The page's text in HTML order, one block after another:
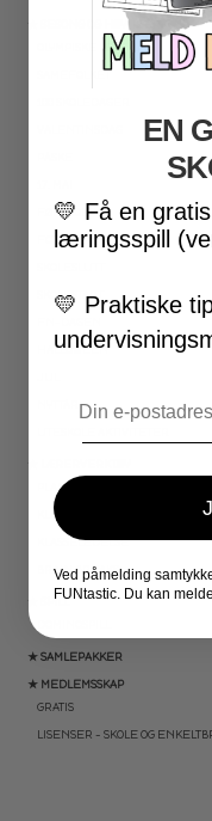
OLYMPISKE LEKER
SAMEFOLKET
FØRSKOLE
FOTBALL-VM
SKOLESTART
HALLOWEEN
PLANLEGGERE
KLASSEROMSDEKOR
KLASSELEDELSE
BRAIN BREAKS
★ SPILL
★ SAMLEPAKKER
★ MEDLEMSSKAP
GRATIS
LISENSER – SKOLE OG
EN
💛 Få en gratis
læringsspill
💛 Praktiske
Ved påmelding
FUNtastic. Du kan